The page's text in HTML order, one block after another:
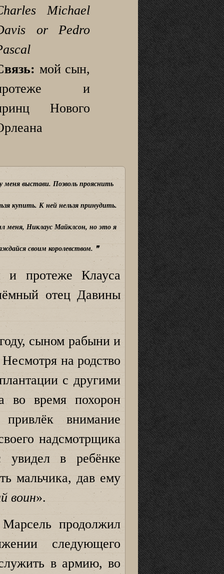
Michael
or Pedro
мой сын,
и
Нового
выстави. Позволь прояснить
купить. К ней нельзя принудить.
меня, Никлаус Майклсон, но это я
своим королевством. ❞
протеже Клауса
отец Давины
сыном рабыни и
на родство
с другими
во время похорон
внимание
надсмотрщика
увидел в ребёнке
мальчика, дав ему
воин».
продолжил
следующего
в армию, во